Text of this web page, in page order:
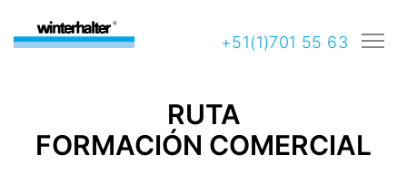
+51(1)701 55 63
RUTA
FORMACIÓN COMERCIAL